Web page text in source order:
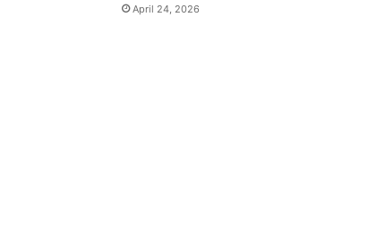
April 24, 2026